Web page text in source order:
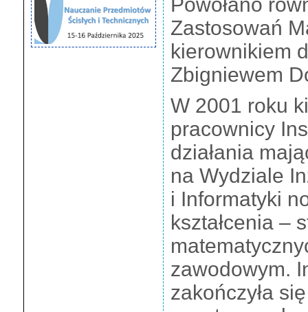
Zastosowań
kierownikiem
Zbigniewem
W 2001 roku
pracownicy
działania
na Wydziale
i Informatyki
kształcenia –
zawodowym.
zakończyła